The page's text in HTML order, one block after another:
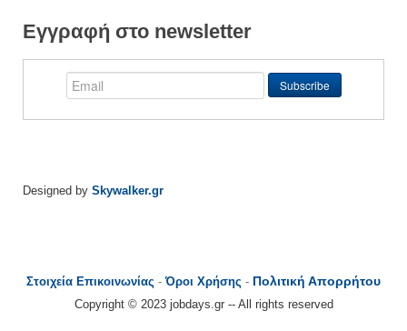
Εγγραφή στο newsletter
Designed by Skywalker.gr
Στοιχεία Επικοινωνίας -Όροι Χρήσης - Πολιτική Απορρήτου
Copyright © 2023 jobdays.gr -- All rights reserved